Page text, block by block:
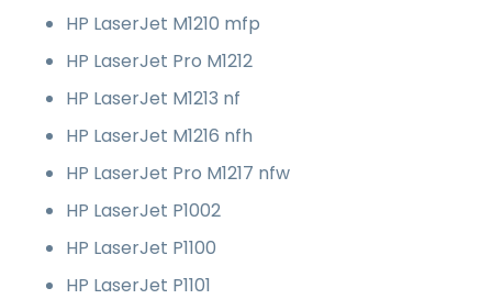
HP LaserJet M1210 mfp
HP LaserJet Pro M1212
HP LaserJet M1213 nf
HP LaserJet M1216 nfh
HP LaserJet Pro M1217 nfw
HP LaserJet P1002
HP LaserJet P1100
HP LaserJet P1101